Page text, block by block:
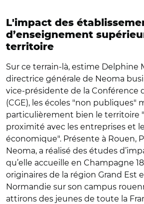
L'impact des
d’enseignement
territoire
Sur ce terrain-là, estime Delphine
directrice générale de Neoma
vice-présidente de la Conférence
(CGE), les écoles "non publiques"
particulièrement bien le territoire
proximité avec les entreprises et
économique". Présente à Rouen,
Neoma, a réalisé des études
qu’elle accueille en Champagne
originaires de la région Grand Est
Normandie sur son campus
attirons des jeunes de toute la